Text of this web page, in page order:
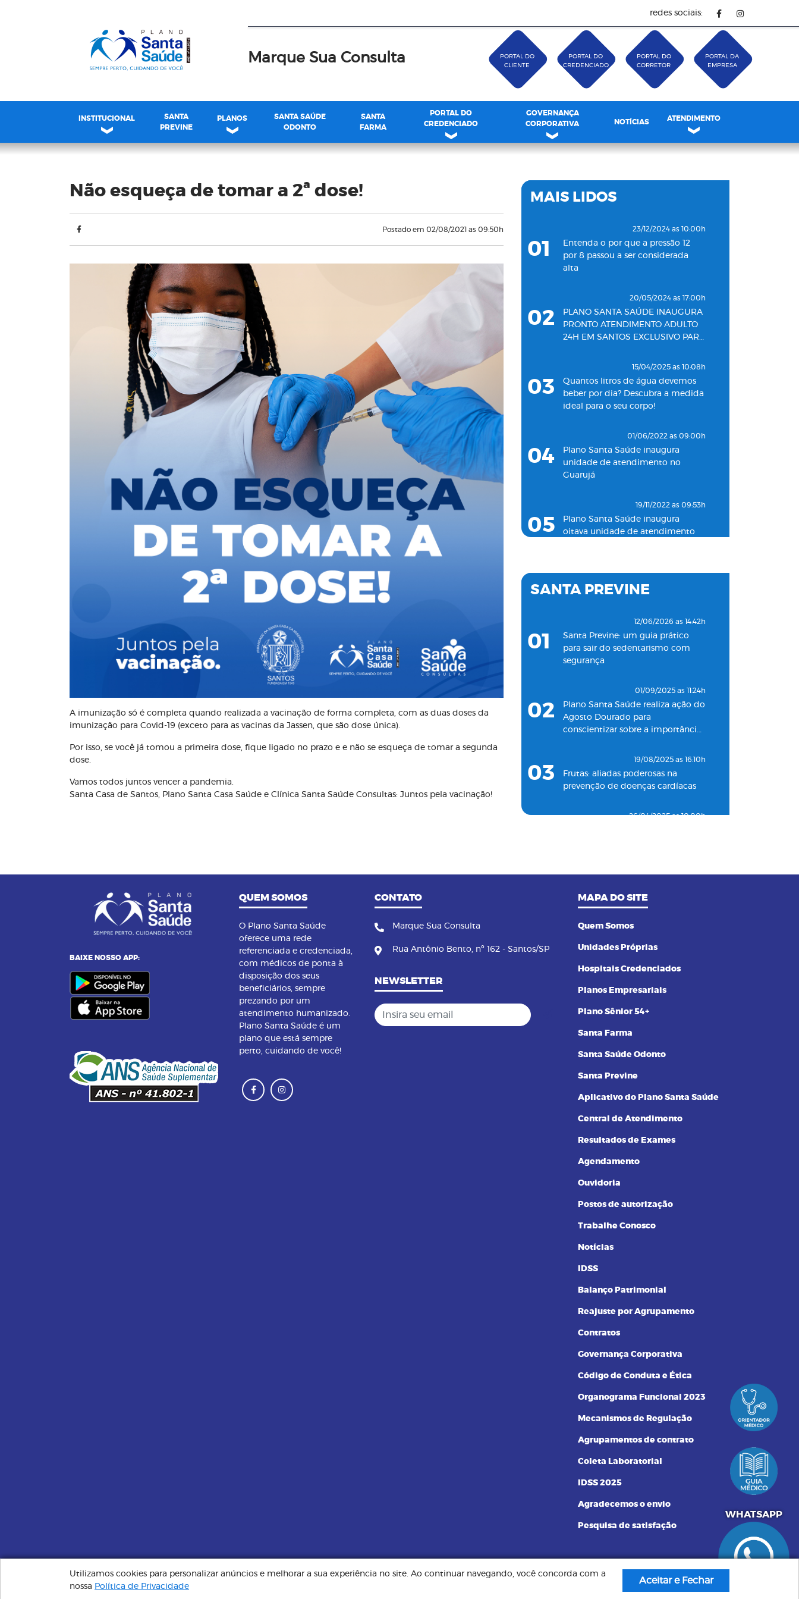
redes sociais:
Marque Sua Consulta
PORTAL DO
CLIENTE
PORTAL DO
CREDENCIADO
PORTAL DO
CORRETOR
PORTAL DA
EMPRESA
INSTITUCIONAL
SANTA
PREVINE
PLANOS
SANTA SAÚDE
ODONTO
SANTA
FARMA
PORTAL DO
CREDENCIADO
GOVERNANÇA
CORPORATIVA
NOTÍCIAS ATENDIMENTO
Blog
Não esqueça de tomar a 2ª dose!
Postado em 02/08/2021 as 09:50h
A imunização só é completa quando realizada a vacinação de forma completa, com as duas doses da
imunização para Covid-19 (exceto para as vacinas da Jassen, que são dose única).
Por isso, se você já tomou a primeira dose, fique ligado no prazo e e não se esqueça de tomar a segunda
dose.
Vamos todos juntos vencer a pandemia.
Santa Casa de Santos, Plano Santa Casa Saúde e Clínica Santa Saúde Consultas: Juntos pela vacinação!
MAIS LIDOS
01
23/12/2024 as 10:00h
Entenda o por que a pressão 12
por 8 passou a ser considerada
alta
02
20/05/2024 as 17:00h
PLANO SANTA SAÚDE INAUGURA
PRONTO ATENDIMENTO ADULTO
24H EM SANTOS EXCLUSIVO PARA
03
15/04/2025 as 10:08h
Quantos litros de água devemos
beber por dia? Descubra a medida
ideal para o seu corpo!
04
01/06/2022 as 09:00h
Plano Santa Saúde inaugura
unidade de atendimento no
Guarujá
05
19/11/2022 as 09:53h
Plano Santa Saúde inaugura
oitava unidade de atendimento
06
03/06/2024 as 10:04h
Plano Santa Saúde inaugura
Clínica Santa Saúde inaugurará
08
Santa Saúde Consultas inaugura
nova unidade de coleta
SANTA PREVINE
01
12/06/2026 as 14:42h
Santa Previne: um guia prático
para sair do sedentarismo com
segurança
02
01/09/2025 as 11:24h
Plano Santa Saúde realiza ação do
Agosto Dourado para
conscientizar sobre a importância
03
19/08/2025 as 16:10h
Frutas: aliadas poderosas na
prevenção de doenças cardíacas
26/04/2025 as 10:00h
Entenda o por que a pressão 12
alta
24/11/2023 as 14:00h
Alimentos termogênicos: conheça
07
23/09/2023 as 14:00h
prática
os benefícios dessa prática
BAIXE NOSSO APP:
QUEM SOMOS
O Plano Santa Saúde
oferece uma rede
referenciada e credenciada,
com médicos de ponta à
disposição dos seus
beneficiários, sempre
prezando por um
atendimento humanizado.
Plano Santa Saúde é um
plano que está sempre
perto, cuidando de você!
CONTATO
Marque Sua Consulta
Rua Antônio Bento, nº 162 - Santos/SP
NEWSLETTER
Insira seu email
MAPA DO SITE
Quem Somos
Unidades Próprias
Hospitais Credenciados
Planos Empresariais
Plano Sênior 54+
Santa Farma
Santa Saúde Odonto
Santa Previne
Aplicativo do Plano Santa Saúde
Central de Atendimento
Resultados de Exames
Agendamento
Ouvidoria
Postos de autorização
Trabalhe Conosco
Notícias
IDSS
Balanço Patrimonial
Reajuste por Agrupamento
Contratos
Governança Corporativa
Código de Conduta e Ética
Organograma Funcional 2023
Mecanismos de Regulação
Agrupamentos de contrato
Coleta Laboratorial
IDSS 2025
Agradecemos o envio
Pesquisa de satisfação
Plano Santa Saúde | Sempre Perto, Cuidando de Você © Todos os direitos reservados. Implementação de conteúdo e material fornecidos pelo
administrador.
Criação de Sites: GV8 Sites & Sistemas
551340072250
WHATSAPP
Utilizamos cookies para personalizar anúncios e melhorar a sua experiência no site. Ao continuar navegando, você concorda com a
nossa Política de Privacidade
Aceitar e Fechar